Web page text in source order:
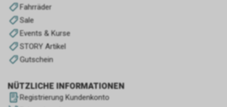
Fahrräder
Sale
Events & Kurse
STORY Artikel
Gutschein
NÜTZLICHE INFORMATIONEN
Registrierung Kundenkonto